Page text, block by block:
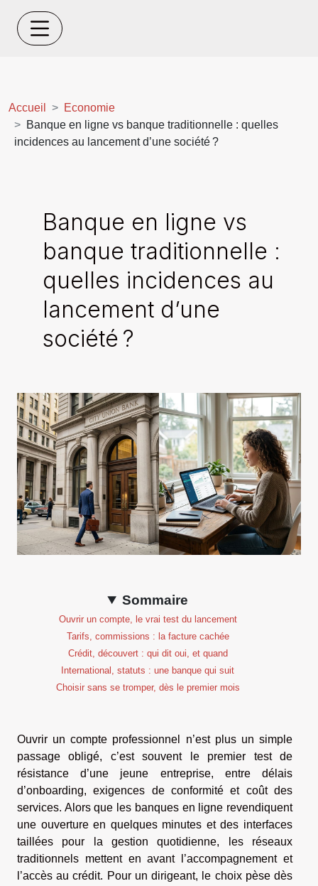
Accueil
Economie
Banque en ligne vs banque traditionnelle : quelles
incidences au lancement d’une société ?
Banque en ligne vs
banque traditionnelle :
quelles incidences au
lancement d’une
société ?
Sommaire
Ouvrir un compte, le vrai test du lancement
Tarifs, commissions : la facture cachée
Crédit, découvert : qui dit oui, et quand
International, statuts : une banque qui suit
Choisir sans se tromper, dès le premier mois
Ouvrir un compte professionnel n’est plus un simple
passage obligé, c’est souvent le premier test de
résistance d’une jeune entreprise, entre délais
d’onboarding, exigences de conformité et coût des
services. Alors que les banques en ligne revendiquent
une ouverture en quelques minutes et des interfaces
taillées pour la gestion quotidienne, les réseaux
traditionnels mettent en avant l’accompagnement et
l’accès au crédit. Pour un dirigeant, le choix pèse dès